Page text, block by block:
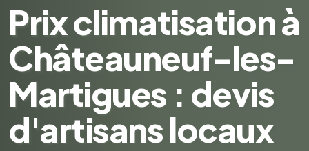
Prix climatisation à
Châteauneuf-les-
Martigues : devis
d'artisans locaux